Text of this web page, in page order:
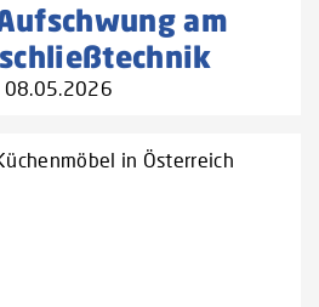
am
08.05.2026
in Österreich